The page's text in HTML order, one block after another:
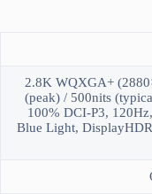
14" 2.8K WQXGA+
(peak) / 500nits
100% DCI-P3,
Blue Light,